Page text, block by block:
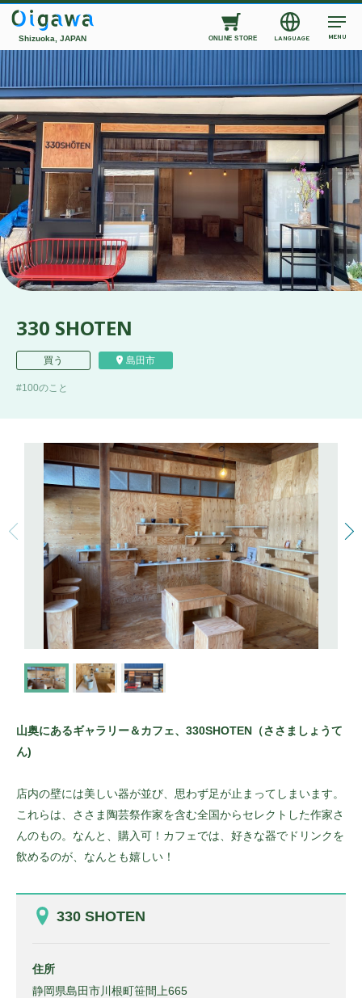
Shizuoka, JAPAN ONLINE STORE LANGUAGE MENU
330 SHOTEN
買う 島田市
100のこと
山奥にあるギャラリー＆カフェ、330SHOTEN（ささましょうて
ん)
店内の壁には美しい器が並び、思わず足が止まってしまいます。
これらは、ささま陶芸祭作家を含む全国からセレクトした作家さ
んのもの。なんと、購入可！カフェでは、好きな器でドリンクを
飲めるのが、なんとも嬉しい！
330 SHOTEN
住所
静岡県島田市川根町笹間上665